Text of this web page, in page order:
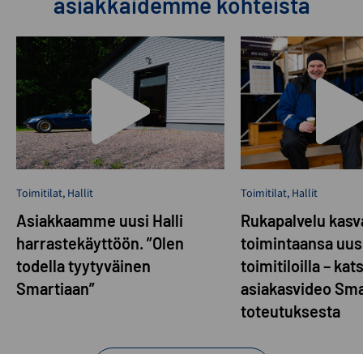
Toimitilat, Hallit
Asiakkaamme uusi Halli
harrastekäyttöön. ”Olen
todella tyytyväinen
Smartiaan”
Toimitilat, Hallit
Rukapalvelu
toimintaansa
toimitiloilla –
asiakasvideo
toteutuksesta